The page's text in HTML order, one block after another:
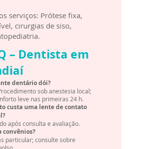
serviços: Prótese fixa,
cirurgias de siso,
– Dentista em
dentário dói?
sob anestesia local;
leve nas primeiras 24 h.
custa uma lente de contato
após consulta e avaliação.
convênios?
particular; consulte sobre